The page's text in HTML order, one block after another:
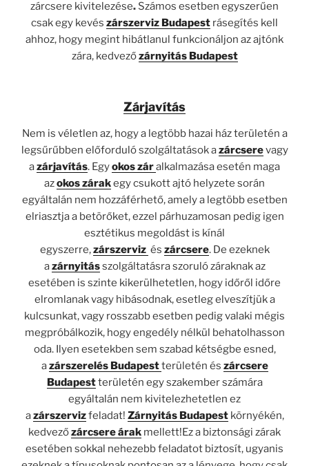
zárcsere kivitelezése. Számos esetben egyszerűen
csak egy kevés zárszerviz Budapest rásegítés kell
ahhoz, hogy megint hibátlanul funkcionáljon az ajtónk
zára, kedvezőzárnyitás Budapest
Zárjavítás
Nem is véletlen az, hogy a legtöbb hazai ház területén a
legsűrűbben előforduló szolgáltatások azárcserevagy
azárjavítás. Egyokos záralkalmazása esetén maga
azokos zárakegy csukott ajtó helyzete során
egyáltalán nem hozzáférhető, amely a legtöbb esetben
elriasztja a betörőket, ezzel párhuzamosan pedig igen
esztétikus megoldást is kínál
egyszerre,zárszerviz és zárcsere. De ezeknek
azárnyitásszolgáltatásra szoruló záraknak az
esetében is szinte kikerülhetetlen, hogy időről időre
elromlanak vagy hibásodnak, esetleg elveszítjük a
kulcsunkat, vagy rosszabb esetben pedig valaki mégis
megpróbálkozik, hogy engedély nélkül behatolhasson
oda. Ilyen esetekben sem szabad kétségbe esned,
azárszerelés Budapestterületén és zárcsere
Budapestterületén egy szakember számára
egyáltalán nem kivitelezhetetlen ez
azárszervizfeladat! Zárnyitás Budapestkörnyékén,
kedvezőzárcsere árak mellett!Ez a biztonsági zárak
esetében sokkal nehezebb feladatot biztosít, ugyanis